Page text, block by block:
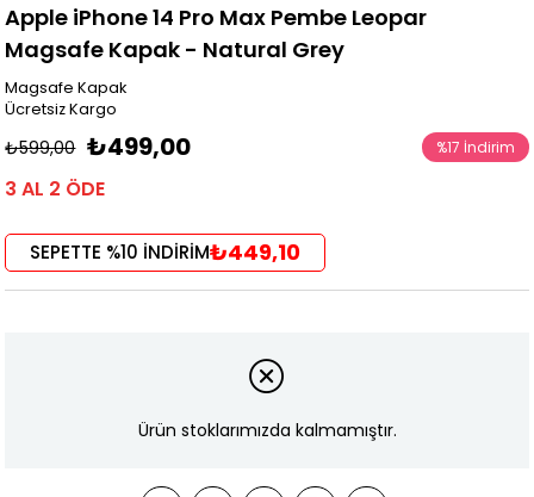
Apple iPhone 14 Pro Max Pembe Leopar
Magsafe Kapak - Natural Grey
Magsafe Kapak
Ücretsiz Kargo
₺599,00 ₺499,00 %17 İndirim
3 AL 2 ÖDE
SEPETTE %10 İNDİRİM₺449,10
Ürün stoklarımızda kalmamıştır.